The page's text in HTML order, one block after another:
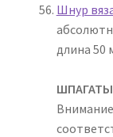
Шнур
длина 50
ШПАГАТЫ